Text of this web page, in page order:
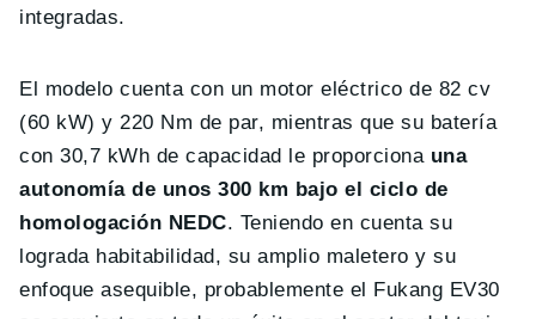
integradas.
El modelo cuenta con un motor eléctrico de 82 cv
(60 kW) y 220 Nm de par, mientras que su batería
con 30,7 kWh de capacidad le proporcionauna
autonomía de unos 300 km bajo el ciclo de
homologación NEDC. Teniendo en cuenta su
lograda habitabilidad, su amplio maletero y su
enfoque asequible, probablemente el Fukang EV30